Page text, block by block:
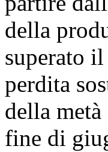
della
superato
perdita
della
fine di